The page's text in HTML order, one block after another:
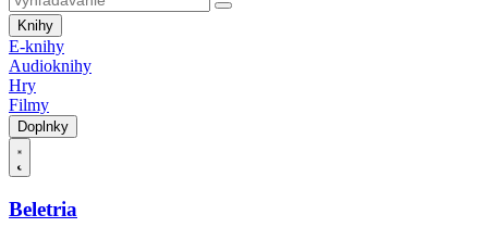
Knihy
E-knihy
Audioknihy
Hry
Filmy
Doplnky
Beletria